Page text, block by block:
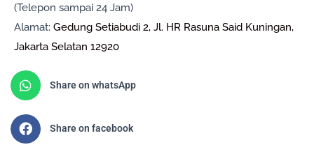
(Telepon sampai 24 Jam)
Alamat: Gedung Setiabudi 2, Jl. HR Rasuna Said Kuningan,
Jakarta Selatan 12920
Share on whatsApp
Share on facebook